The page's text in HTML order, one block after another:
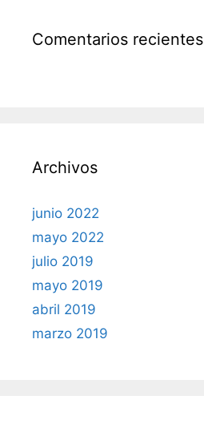
Comentarios recientes
Archivos
junio 2022
mayo 2022
julio 2019
mayo 2019
abril 2019
marzo 2019